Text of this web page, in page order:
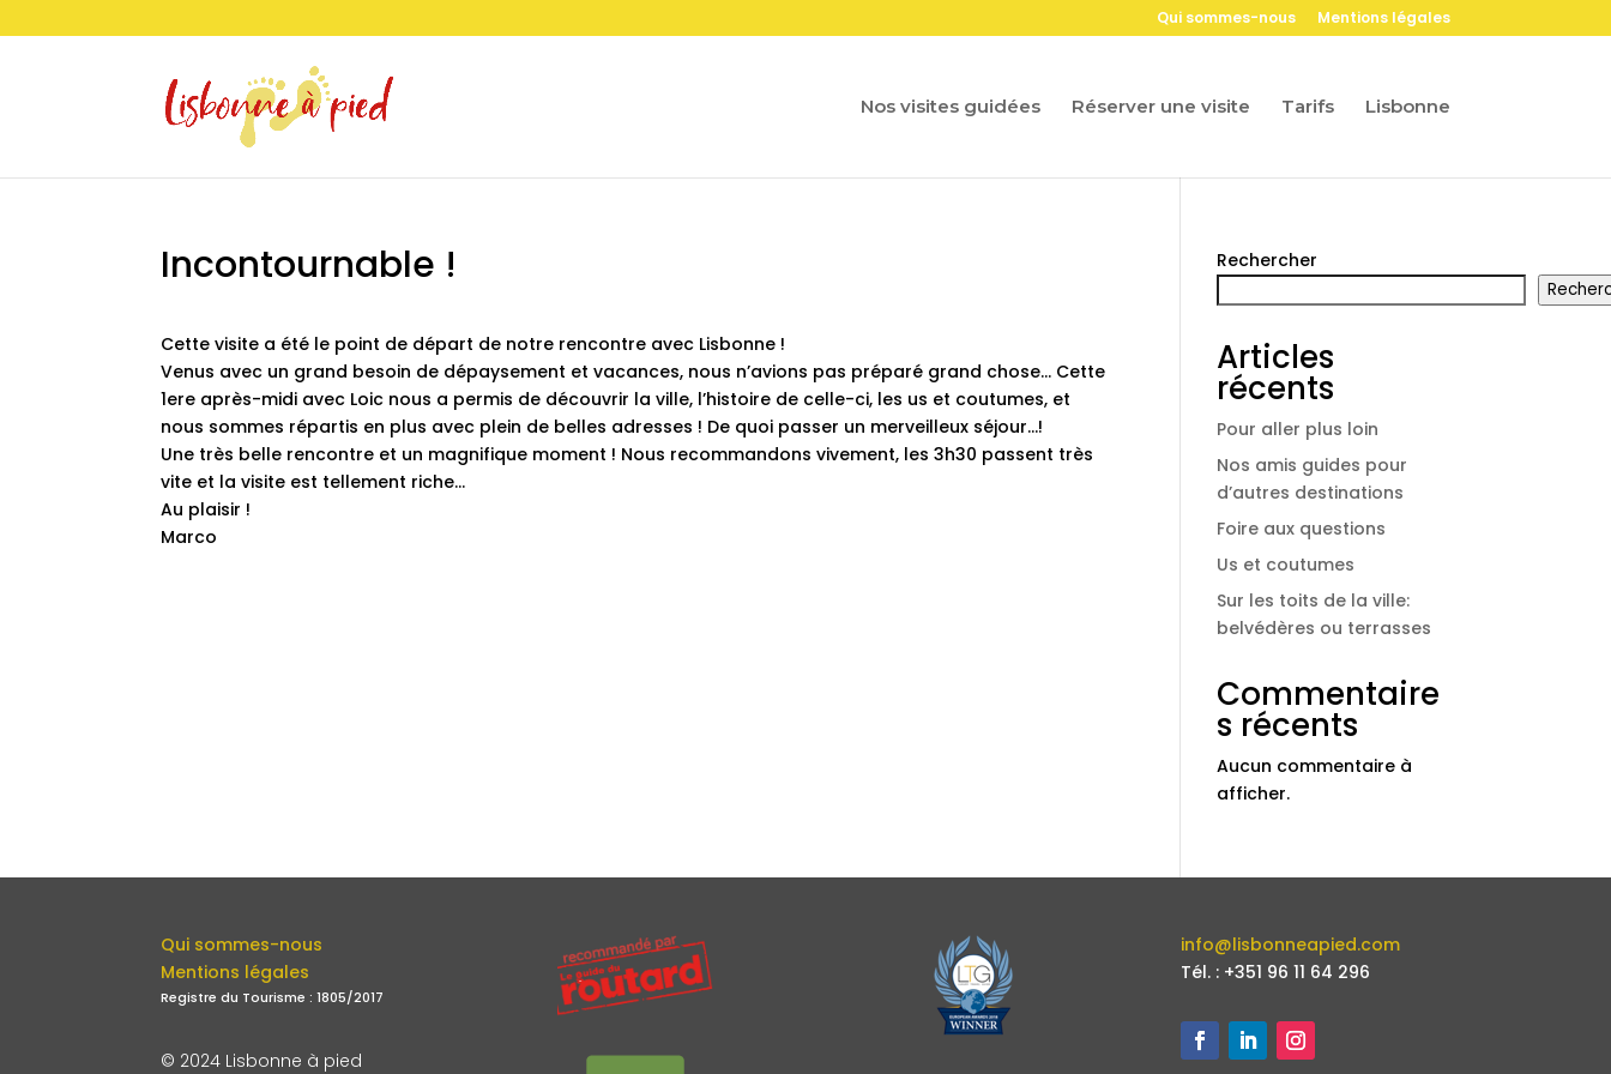
Qui sommes-nous Mentions légales
Nos visites guidées Réserver une visite Tarifs Lisbonne
Incontournable !
Cette visite a été le point de départ de notre rencontre avec Lisbonne !
Venus avec un grand besoin de dépaysement et vacances, nous n’avions pas préparé grand chose… Cette
1ere après-midi avec Loic nous a permis de découvrir la ville, l’histoire de celle-ci, les us et coutumes, et
nous sommes répartis en plus avec plein de belles adresses ! De quoi passer un merveilleux séjour…!
Une très belle rencontre et un magnifique moment ! Nous recommandons vivement, les 3h30 passent très
vite et la visite est tellement riche…
Au plaisir !
Marco
Rechercher
Articles
récents
Pour aller plus loin
Nos amis guides pour
d’autres destinations
Foire aux questions
Us et coutumes
Sur les toits de la ville:
belvédères ou terrasses
Commentaire
s récents
Aucun commentaire à
afficher.
Qui sommes-nous
Mentions légales
Registre du Tourisme : 1805/2017
© 2024 Lisbonne à pied
info@lisbonneapied.com
Tél. : +351 96 11 64 296